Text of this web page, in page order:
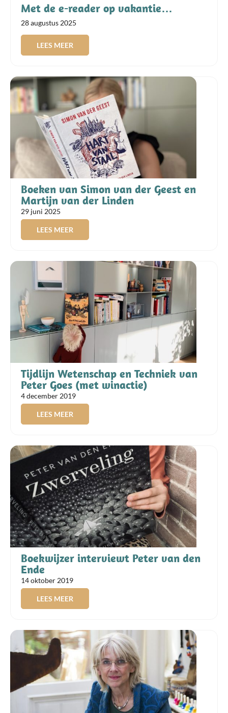
Met de e-reader op vakantie…
28 augustus 2025
LEES MEER
Boeken van Simon van der Geest en
Martijn van der Linden
29 juni 2025
LEES MEER
Tijdlijn Wetenschap en Techniek van
Peter Goes (met winactie)
4 december 2019
LEES MEER
Boekwijzer interviewt Peter van den
Ende
14 oktober 2019
LEES MEER